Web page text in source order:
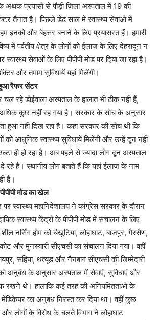
अथक प्रयासों से पौड़ी जिला अस्पताल में 19 की
तैनात है। पिछले डेढ साल में स्वास्थ्य सेवाओं में
इनको और बेहत्तर बनाने के लिए प्रयासरत हैं। हमारी
में पर्वतीय क्षेत्र के लोगों को ईलाज के लिए देहरादून न
स्वास्थ्य सेवाओं के लिए पीपीपी मोड पर दिया जा रहा है।
और तमाम सुविधायें यहां मिलेंगी।
हुआ रैफर सेंटर
चल रहे डोईवाला अस्पताल के हालात भी ठीक नहीं हैं,
कुछ नहीं रह गया है। सरकार के सोच के अनुसार
हुआ नहीं दिख रहा है। कहां सरकार की सोच थी कि
को आधुनिक स्वास्थ्य सुविधायें मिलेंगी और उन्हें दून नहीं
ही हो रहा है। अब पहले से ज्यादा लोग दून अस्पताल
रहे हैं। स्थानीय लोग बताते हैं कि यहां ईलाज के नाम
है।
मोड का खेल
स्वास्थ्य महानिदेशालय ने कांग्रेस सरकार के दौरान
स्वास्थ्य केंद्रों के पीपीपी मोड में संचालन के लिए
नर्सिंग होम को चैखुटिया, लोहाघाट, बाजपुर, गैरसैण,
और मुनस्यारी सीएचसी का संचालन दिया गया। वहीं
सहिया, थत्यूड और नैनबाग सीएचसी की जिम्मेदारी
को अनुबंध के अनुसार अस्पताल में सेवाएं, सुविधाएं और
रखने थे। हालांकि कई तरह की अनियमितताओं के
मेडिकेयर का अनुबंध निरस्त कर दिया था। वहीं कुछ
लोगों के विरोध के चलते विभाग ने लोहाघाट